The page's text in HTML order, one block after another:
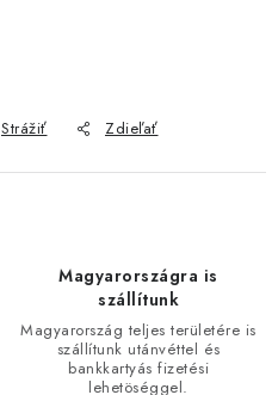
Strážiť Zdieľať
Magyarországra is
szállítunk
Magyarország teljes területére is
szállítunk utánvéttel és
bankkartyás fizetési
lehetöséggel.